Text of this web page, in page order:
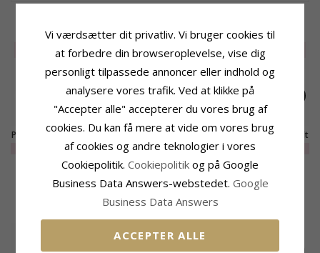
60%
Panzer ring i forgyldt
150,-
UDGÅR 60%
Panzer ring i forgyldt
sølv
EXTRA 140,-
UDGÅR
Panzer ring i forgyldt
EXTRA
KUNDER DER HAR KØBT DENNE HAR
OGSÁ KØBT
Vi værdsætter dit privatliv. Vi bruger cookies til
at forbedre din browseroplevelse, vise dig
personligt tilpassede annoncer eller indhold og
analysere vores trafik. Ved at klikke på
"Accepter alle" accepterer du vores brug af
cookies. Du kan få mere at vide om vores brug
af cookies og andre teknologier i vores
Cookiepolitik. Cookiepolitik og på Google
Business Data Answers-webstedet. Google
Business Data Answers
ACCEPTER ALLE